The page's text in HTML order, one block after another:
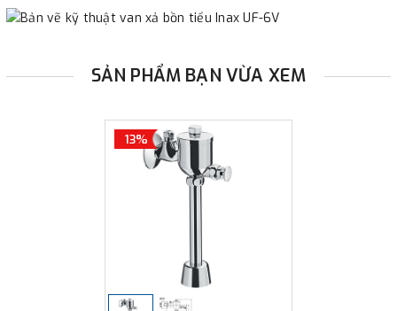
SẢN PHẨM BẠN VỪA XEM
13%